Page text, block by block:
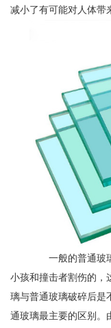
减小了有可能对人体带
一般的普通玻璃
小孩和撞击者割伤的，
璃与普通玻璃破碎后是
通玻璃最主要的区别。